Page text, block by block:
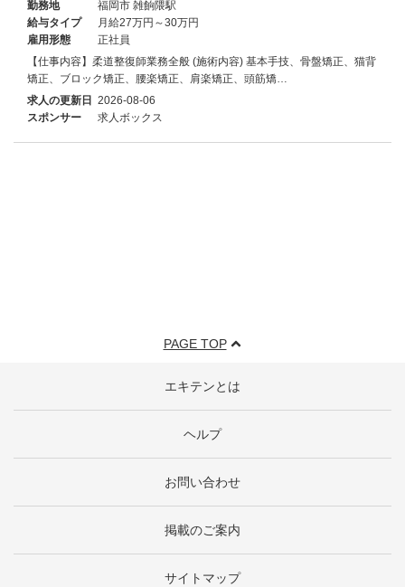
勤務地
福岡市 雑餉隈駅
給与タイプ
月給27万円～30万円
雇用形態
正社員
【仕事内容】柔道整復師業務全般 (施術内容) 基本手技、骨盤矯正、猫背
矯正、ブロック矯正、腰楽矯正、肩楽矯正、頭筋矯…
求人の更新日 2026-08-06
スポンサー
求人ボックス
PAGE TOP
エキテンとは
ヘルプ
お問い合わせ
掲載のご案内
サイトマップ